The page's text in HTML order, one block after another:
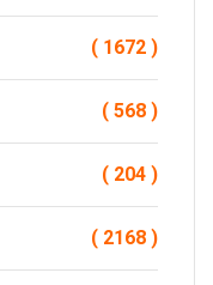
( 1672 )
( 568 )
( 204 )
( 2168 )